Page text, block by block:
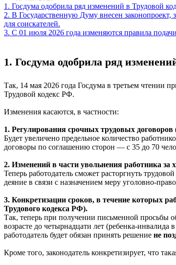
1. Госдума одобрила ряд изменений в Трудовой
2. В Государственную Думу внесен законопроект,
для соискателей.
3. С 01 июля 2026 года изменяются правила
1. Госдума одобрила ряд
Так, 14 мая 2026 года Госдума в третьем чтении
Трудовой кодекс РФ.
Изменения касаются, в частности:
1. Регулирования срочных трудовых договоров
Будет увеличено предельное количество
договоры по соглашению сторон — с 35 до 70
2. Изменений в части увольнения работника за
Теперь работодатель сможет расторгнуть
деяние в связи с назначением меру уголовно-
3. Конкретизации сроков, в течение которых
Трудового кодекса РФ).
Так, теперь при получении письменной просьбы
возрасте до четырнадцати лет (ребенка-
работодатель будет обязан принять решение не
Кроме того, законодатель конкретизирует, что